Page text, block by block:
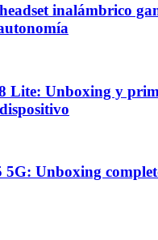
inalámbrico
Lite: Unboxing y
Unboxing